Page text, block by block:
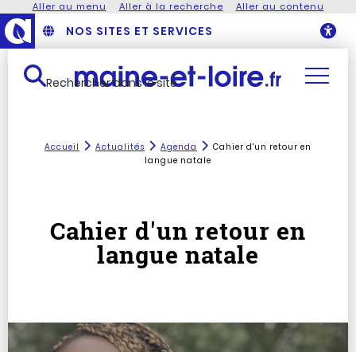
Aller au menu Aller à la recherche Aller au contenu
NOS SITES ET SERVICES
Rechercher dans le site
Accueil Actualités Agenda
Cahier d'un retour en
langue natale
Cahier d'un retour en
langue natale